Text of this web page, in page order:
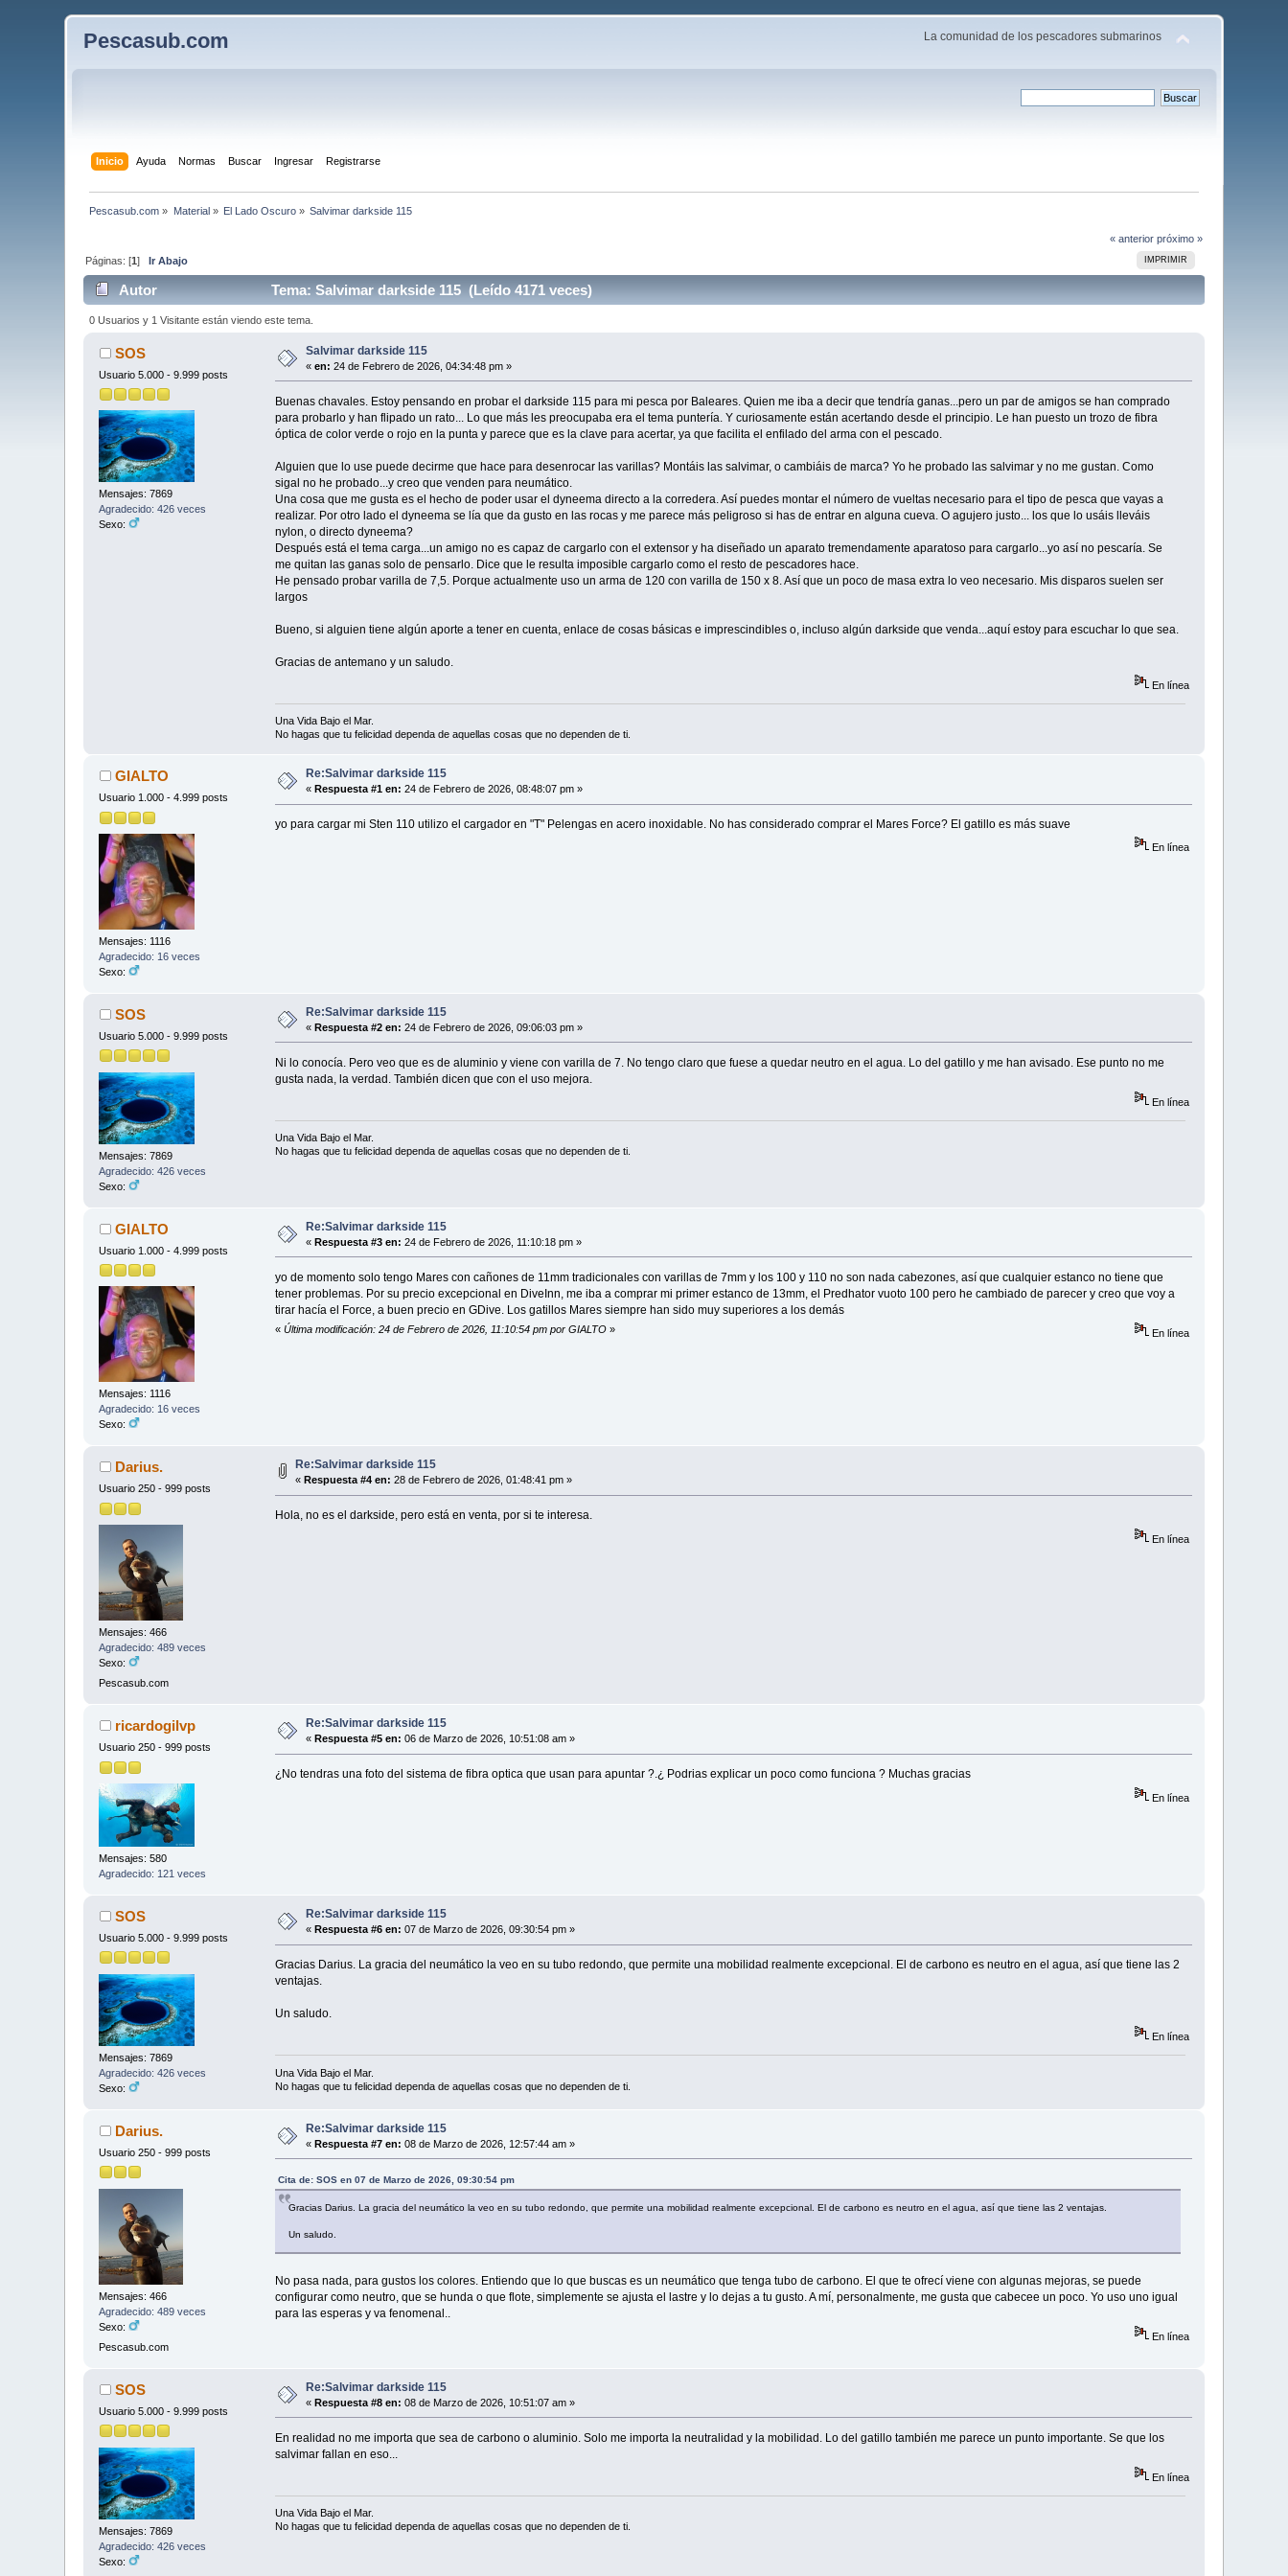
Pescasub.com La comunidad de los pescadores submarinos
Inicio Ayuda Normas Buscar Ingresar Registrarse
Pescasub.com » Material» El Lado Oscuro » Salvimar darkside 115
« anterior próximo »
IMPRIMIR
Páginas: [1]Ir Abajo
Autor Tema: Salvimar darkside 115 (Leído 4171 veces)
0 Usuarios y 1 Visitante están viendo este tema.
SOS
Usuario 5.000 - 9.999 posts
Mensajes: 7869
Agradecido: 426 veces
Sexo:
Salvimar darkside 115
«en: 24 de Febrero de 2026, 04:34:48 pm »
Buenas chavales. Estoy pensando en probar el darkside 115 para mi pesca por Baleares. Quien me iba a decir que tendría ganas...pero un par de amigos se han comprado
para probarlo y han flipado un rato... Lo que más les preocupaba era el tema puntería. Y curiosamente están acertando desde el principio. Le han puesto un trozo de fibra
óptica de color verde o rojo en la punta y parece que es la clave para acertar, ya que facilita el enfilado del arma con el pescado.
Alguien que lo use puede decirme que hace para desenrocar las varillas? Montáis las salvimar, o cambiáis de marca? Yo he probado las salvimar y no me gustan. Como
sigal no he probado...y creo que venden para neumático.
Una cosa que me gusta es el hecho de poder usar el dyneema directo a la corredera. Así puedes montar el número de vueltas necesario para el tipo de pesca que vayas a
realizar. Por otro lado el dyneema se lía que da gusto en las rocas y me parece más peligroso si has de entrar en alguna cueva. O agujero justo... los que lo usáis lleváis
nylon, o directo dyneema?
Después está el tema carga...un amigo no es capaz de cargarlo con el extensor y ha diseñado un aparato tremendamente aparatoso para cargarlo...yo así no pescaría. Se
me quitan las ganas solo de pensarlo. Dice que le resulta imposible cargarlo como el resto de pescadores hace.
He pensado probar varilla de 7,5. Porque actualmente uso un arma de 120 con varilla de 150 x 8. Así que un poco de masa extra lo veo necesario. Mis disparos suelen ser
largos
Bueno, si alguien tiene algún aporte a tener en cuenta, enlace de cosas básicas e imprescindibles o, incluso algún darkside que venda...aquí estoy para escuchar lo que sea.
Gracias de antemano y un saludo.
En línea
Una Vida Bajo el Mar.
No hagas que tu felicidad dependa de aquellas cosas que no dependen de ti.
GIALTO
Usuario 1.000 - 4.999 posts
Mensajes: 1116
Agradecido: 16 veces
Sexo:
Re:Salvimar darkside 115
« Respuesta #1 en: 24 de Febrero de 2026, 08:48:07 pm »
yo para cargar mi Sten 110 utilizo el cargador en "T" Pelengas en acero inoxidable. No has considerado comprar el Mares Force? El gatillo es más suave
En línea
SOS
Usuario 5.000 - 9.999 posts
Mensajes: 7869
Agradecido: 426 veces
Sexo:
Re:Salvimar darkside 115
«Respuesta #2 en: 24 de Febrero de 2026, 09:06:03 pm »
Ni lo conocía. Pero veo que es de aluminio y viene con varilla de 7. No tengo claro que fuese a quedar neutro en el agua. Lo del gatillo y me han avisado. Ese punto no me
gusta nada, la verdad. También dicen que con el uso mejora.
En línea
Una Vida Bajo el Mar.
No hagas que tu felicidad dependa de aquellas cosas que no dependen de ti.
GIALTO
Usuario 1.000 - 4.999 posts
Mensajes: 1116
Agradecido: 16 veces
Sexo:
Re:Salvimar darkside 115
«Respuesta #3 en: 24 de Febrero de 2026, 11:10:18 pm »
yo de momento solo tengo Mares con cañones de 11mm tradicionales con varillas de 7mm y los 100 y 110 no son nada cabezones, así que cualquier estanco no tiene que
tener problemas. Por su precio excepcional en DiveInn, me iba a comprar mi primer estanco de 13mm, el Predhator vuoto 100 pero he cambiado de parecer y creo que voy a
tirar hacía el Force, a buen precio en GDive. Los gatillos Mares siempre han sido muy superiores a los demás
« Última modificación: 24 de Febrero de 2026, 11:10:54 pm por GIALTO» En línea
Darius.
Usuario 250 - 999 posts
Mensajes: 466
Agradecido: 489 veces
Sexo:
Pescasub.com
Re:Salvimar darkside 115
« Respuesta #4 en: 28 de Febrero de 2026, 01:48:41 pm »
Hola, no es el darkside, pero está en venta, por si te interesa.
En línea
ricardogilvp
Usuario 250 - 999 posts
Mensajes: 580
Agradecido: 121 veces
Re:Salvimar darkside 115
« Respuesta #5 en: 06 de Marzo de 2026, 10:51:08 am »
¿No tendras una foto del sistema de fibra optica que usan para apuntar ?.¿ Podrias explicar un poco como funciona ? Muchas gracias
En línea
SOS
Usuario 5.000 - 9.999 posts
Mensajes: 7869
Agradecido: 426 veces
Sexo:
Re:Salvimar darkside 115
« Respuesta #6 en: 07 de Marzo de 2026, 09:30:54 pm »
Gracias Darius. La gracia del neumático la veo en su tubo redondo, que permite una mobilidad realmente excepcional. El de carbono es neutro en el agua, así que tiene las 2
ventajas.
Un saludo.
En línea
Una Vida Bajo el Mar.
No hagas que tu felicidad dependa de aquellas cosas que no dependen de ti.
Darius.
Usuario 250 - 999 posts
Mensajes: 466
Agradecido: 489 veces
Sexo:
Pescasub.com
Re:Salvimar darkside 115
«Respuesta #7 en: 08 de Marzo de 2026, 12:57:44 am »
Cita de: SOS en 07 de Marzo de 2026, 09:30:54 pm
Gracias Darius. La gracia del neumático la veo en su tubo redondo, que permite una mobilidad realmente excepcional. El de carbono es neutro en el agua, así que tiene las 2 ventajas.
Un saludo.
No pasa nada, para gustos los colores. Entiendo que lo que buscas es un neumático que tenga tubo de carbono. El que te ofrecí viene con algunas mejoras, se puede
configurar como neutro, que se hunda o que flote, simplemente se ajusta el lastre y lo dejas a tu gusto. A mí, personalmente, me gusta que cabecee un poco. Yo uso uno igual
para las esperas y va fenomenal..
En línea
SOS
Usuario 5.000 - 9.999 posts
Mensajes: 7869
Agradecido: 426 veces
Sexo:
Re:Salvimar darkside 115
«Respuesta #8 en: 08 de Marzo de 2026, 10:51:07 am »
En realidad no me importa que sea de carbono o aluminio. Solo me importa la neutralidad y la mobilidad. Lo del gatillo también me parece un punto importante. Se que los
salvimar fallan en eso...
En línea
Una Vida Bajo el Mar.
No hagas que tu felicidad dependa de aquellas cosas que no dependen de ti.